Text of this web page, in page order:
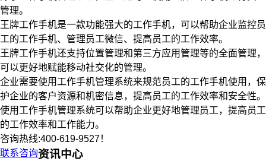
管理。
王牌工作手机是一款功能强大的工作手机，可以帮助企业监控员
工的工作手机、管理员工微信、提高员工的工作效率。
王牌工作手机还支持位置管理和第三方应用管理等的全面管理，
可以更好地赋能移动社交化的管理。
企业需要使用工作手机管理系统来规范员工的工作手机使用，保
护企业的客户资源和机密信息，提高员工的工作效率和安全性。
使用工作手机管理系统可以帮助企业更好地管理员工，提高员工
的工作效率和工作能力。
咨询热线:400-619-9527！
联系咨询资讯中心